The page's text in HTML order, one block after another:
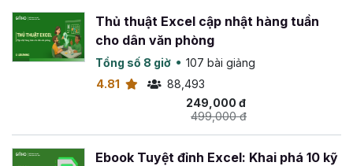
- Tư vấn giải pháp hoàn thiện quy trình quản lý doanh
nghiệp, áp dụng phần mềm excel nâng cao hiệu suất làm
việc.
Thủ thuật Excel cập nhật hàng tuần
cho dân văn phòng
Tổng số 8 giờ
107 bài giảng
4.81
88,493
249,000 đ
499,000 đ
Ebook Tuyệt đỉnh Excel: Khai phá 10 kỹ